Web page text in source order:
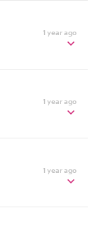
1 year ago
1 year ago
1 year ago